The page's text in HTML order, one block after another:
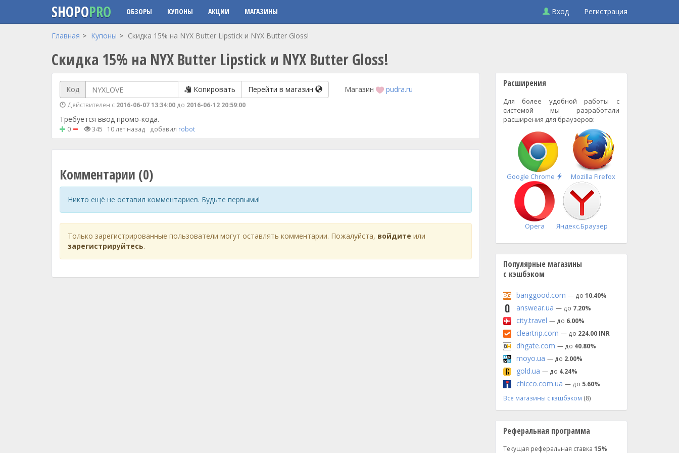
Перейти к основному содержанию
SHOPOPRO ОБЗОРЫ КУПОНЫ АКЦИИ МАГАЗИНЫ Вход Регистрация
Главная Купоны Скидка 15% на NYX Butter Lipstick и NYX Butter Gloss!
Скидка 15% на NYX Butter Lipstick и NYX Butter Gloss!
Код Копировать Перейти в магазин
Действителен с 2016-06-07 13:34:00 до 2016-06-12 20:59:00
Магазин pudra.ru
Требуется ввод промо-кода.
0 345 10 лет назад добавил robot
Комментарии (0)
Никто ещё не оставил комментариев. Будьте первыми!
Только зарегистрированные пользователи могут оставлять комментарии. Пожалуйста, войдите или
зарегистрируйтесь.
Расширения
Для более удобной работы с
системой мы разработали
расширения для браузеров:
Google Chrome
Быстрая
установка
Mozilla Firefox
Opera Яндекс.Браузер
Популярные магазины
с кэшбэком
banggood.com — до 10.40%
answear.ua — до 7.20%
city.travel — до 6.00%
cleartrip.com — до 224.00 INR
dhgate.com — до 40.80%
moyo.ua — до 2.00%
gold.ua — до 4.24%
chicco.com.ua — до 5.60%
Все магазины с кэшбэком (8)
Реферальная программа
Текущая реферальная ставка 15%